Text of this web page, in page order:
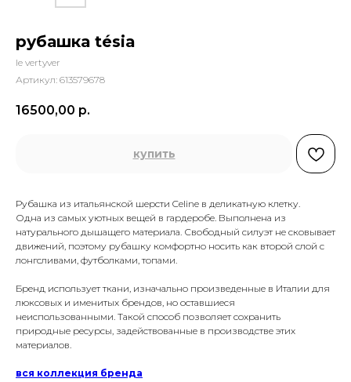
рубашка tésia
le vertyver
Артикул: 613579678
16500,00 р.
купить
Рубашка из итальянской шерсти Celine в деликатную клетку.
Одна из самых уютных вещей в гардеробе. Выполнена из
натурального дышащего материала. Свободный силуэт не сковывает
движений, поэтому рубашку комфортно носить как второй слой с
лонгсливами, футболками, топами.
Бренд использует ткани, изначально произведенные в Италии для
люксовых и именитых брендов, но оставшиеся
неиспользованными. Такой способ позволяет сохранить
природные ресурсы, задействованные в производстве этих
материалов.
вся коллекция бренда